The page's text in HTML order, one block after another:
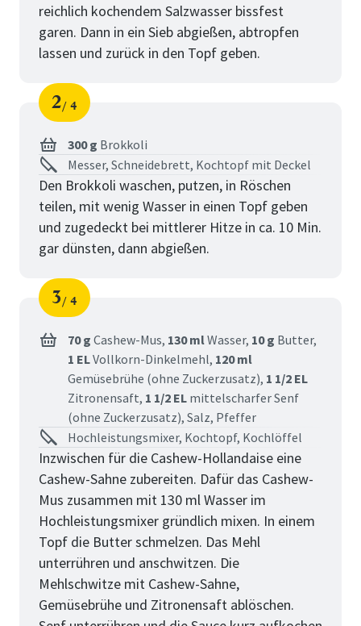
reichlich kochendem Salzwasser bissfest
garen. Dann in ein Sieb abgießen, abtropfen
lassen und zurück in den Topf geben.
Schritt
2
von
4
300 g Brokkoli
Messer, Schneidebrett, Kochtopf mit Deckel
Den Brokkoli waschen, putzen, in Röschen
teilen, mit wenig Wasser in einen Topf geben
und zugedeckt bei mittlerer Hitze in ca. 10 Min.
gar dünsten, dann abgießen.
Schritt
3
von
4
70 g Cashew-Mus, 130 mlWasser, 10 g Butter,
1 ELVollkorn-Dinkelmehl, 120 ml
Gemüsebrühe (ohne Zuckerzusatz), 1 1/2 EL
Zitronensaft, 1 1/2 EL mittelscharfer Senf
(ohne Zuckerzusatz), Salz, Pfeffer
Hochleistungsmixer, Kochtopf, Kochlöffel
Inzwischen für die Cashew-Hollandaise eine
Cashew-Sahne zubereiten. Dafür das Cashew-
Mus zusammen mit 130 ml Wasser im
Hochleistungsmixer gründlich mixen. In einem
Topf die Butter schmelzen. Das Mehl
unterrühren und anschwitzen. Die
Mehlschwitze mit Cashew-Sahne,
Gemüsebrühe und Zitronensaft ablöschen.